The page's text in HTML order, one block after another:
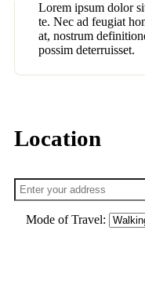
Lorem ipsum dolor
te. Nec ad feugiat
at, nostrum
possim deterruisset.
Location
Mode of Travel: